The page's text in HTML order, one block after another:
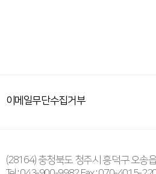
이메일무단수집거부
(28164) 충청북도 청주시 흥덕구 오송